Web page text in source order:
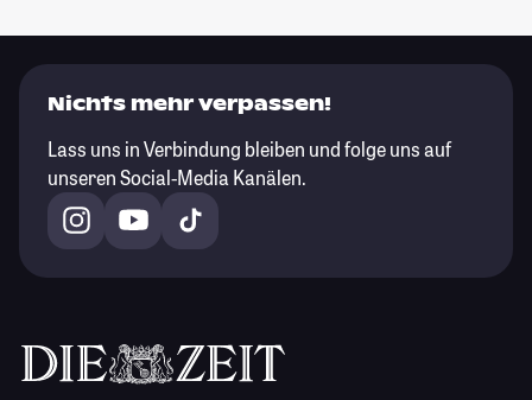
Nichts mehr verpassen!
Lass uns in Verbindung bleiben und folge uns auf
unseren Social-Media Kanälen.